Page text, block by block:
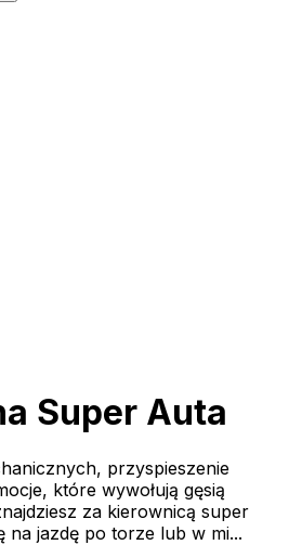
Super Auta
przyspieszenie
które wywołują gęsią
za kierownicą super
na jazdę po torze lub w mi...